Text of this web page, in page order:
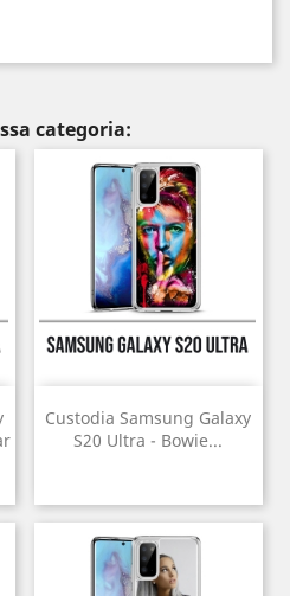
categoria:
Custodia Samsung Galaxy
S20 Ultra - Bowie...